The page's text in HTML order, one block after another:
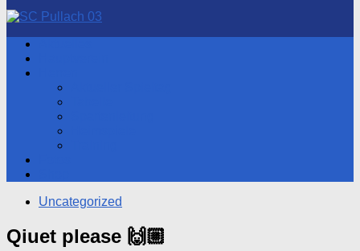
Uncategorized
Qiuet please 🙌🏼